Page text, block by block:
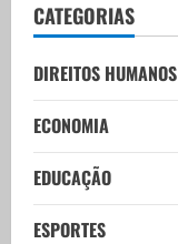
CATEGORIAS
DIREITOS HUMANOS
ECONOMIA
EDUCAÇÃO
ESPORTES